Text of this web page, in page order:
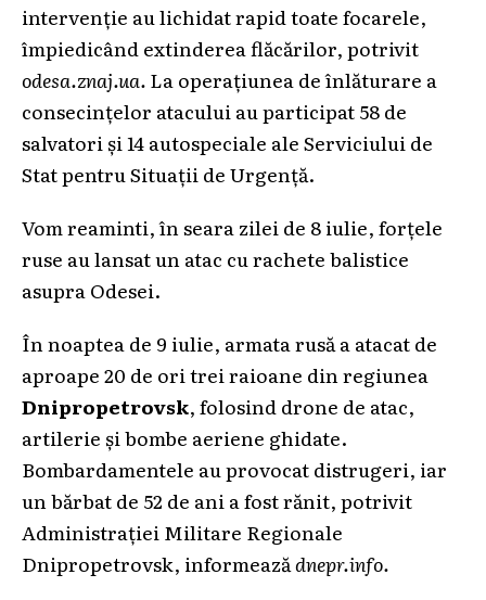
intervenție au lichidat rapid toate focarele,
împiedicând extinderea flăcărilor, potrivit
odesa.znaj.ua.La operațiunea de înlăturare a
consecințelor atacului au participat 58 de
salvatori și 14 autospeciale ale Serviciului de
Stat pentru Situații de Urgență.
Vom reaminti, în seara zilei de 8 iulie, forțele
ruse au lansat un atac cu rachete balistice
asupra Odesei.
În noaptea de 9 iulie, armata rusă a atacat de
aproape 20 de ori trei raioane din regiunea
Dnipropetrovsk, folosind drone de atac,
artilerie și bombe aeriene ghidate.
Bombardamentele au provocat distrugeri, iar
un bărbat de 52 de ani a fost rănit, potrivit
Administrației Militare Regionale
Dnipropetrovsk, informeazădnepr.info.